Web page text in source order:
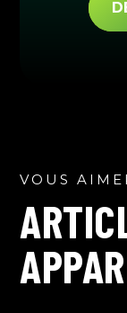
VOUS